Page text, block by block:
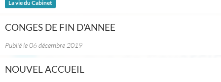
La vie du Cabinet
CONGES DE FIN D'ANNEE
Publié le 06 décembre 2019
NOUVEL ACCUEIL